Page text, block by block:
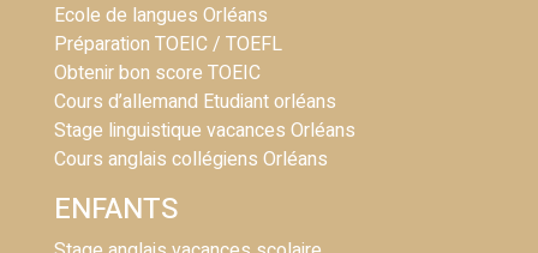
Ecole de langues Orléans
Préparation TOEIC / TOEFL
Obtenir bon score TOEIC
Cours d’allemand Etudiant orléans
Stage linguistique vacances Orléans
Cours anglais collégiens Orléans
ENFANTS